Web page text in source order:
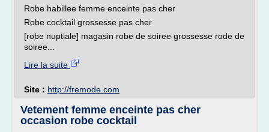
Robe habillee femme enceinte pas cher
Robe cocktail grossesse pas cher
[robe nuptiale] magasin robe de soiree grossesse rode de
soiree...
Lire la suite
Site : http://fremode.com
Vetement femme enceinte pas cher
occasion robe cocktail